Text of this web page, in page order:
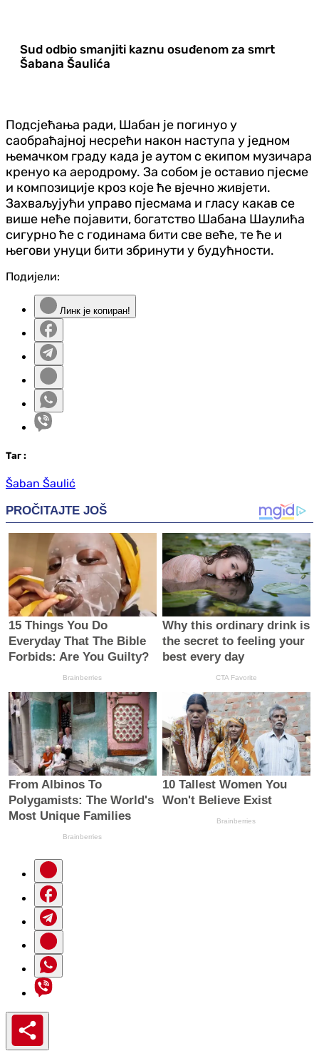
Sud odbio smanjiti kaznu osuđenom za smrt
Šabana Šaulića
Подсјећања ради, Шабан је погинуо у
саобраћајној несрећи након наступа у једном
њемачком граду када је аутом с екипом музичара
кренуо ка аеродрому. За собом је оставио пјесме
и композиције кроз које ће вјечно живјети.
Захваљујући управо пјесмама и гласу какав се
више неће појавити, богатство Шабана Шаулића
сигурно ће с годинама бити све веће, те ће и
његови унуци бити збринути у будућности.
Подијели:
Линк је копиран!
Таг :
Šaban Šaulić